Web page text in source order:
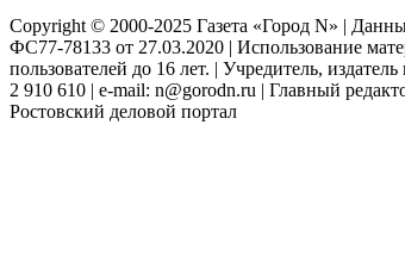
Copyright © 2000-2025 Газета «Город N» |
ФС77-78133 от 27.03.2020 | Использование
пользователей до 16 лет. | Учредитель,
2 910 610 | e-mail: n@gorodn.ru | Главный
Ростовский деловой портал